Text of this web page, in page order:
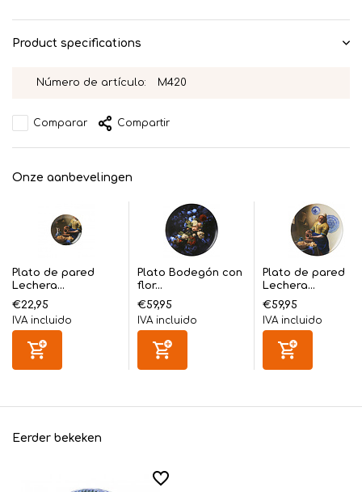
Product specifications
Número de artículo: M420
Comparar Compartir
Onze aanbevelingen
Plato de pared
Lechera...
€22,95
IVA incluido
Plato Bodegón con
flor...
€59,95
IVA incluido
Plato de pared
Lechera...
€59,95
IVA incluido
Eerder bekeken